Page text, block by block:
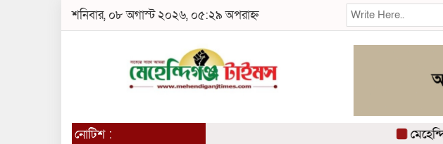
শনিবার, ০৮ অগাস্ট ২০২৬, ০৫:২৯ অপরাহ্ন
নোটিশ :